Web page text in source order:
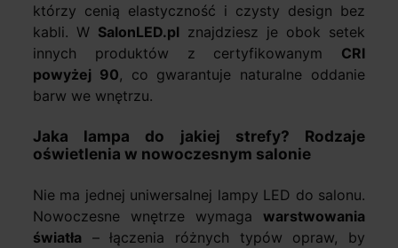
którzy cenią elastyczność i czysty design bez
kabli. W SalonLED.pl znajdziesz je obok setek
innych produktów z certyfikowanym CRI
powyżej 90, co gwarantuje naturalne oddanie
barw we wnętrzu.
Jaka lampa do jakiej strefy? Rodzaje
oświetlenia w nowoczesnym salonie
Nie ma jednej uniwersalnej lampy LED do salonu.
Nowoczesne wnętrze wymaga warstwowania
światła – łączenia różnych typów opraw, by